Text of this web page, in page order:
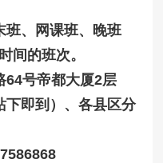
班、网课班、晚班
间的班次。
64号帝都大厦2层
下即到）、各县区分